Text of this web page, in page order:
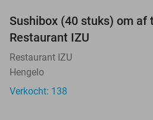
Sushibox (40 stuks) om af
Restaurant IZU
Restaurant IZU
Hengelo
Verkocht: 138